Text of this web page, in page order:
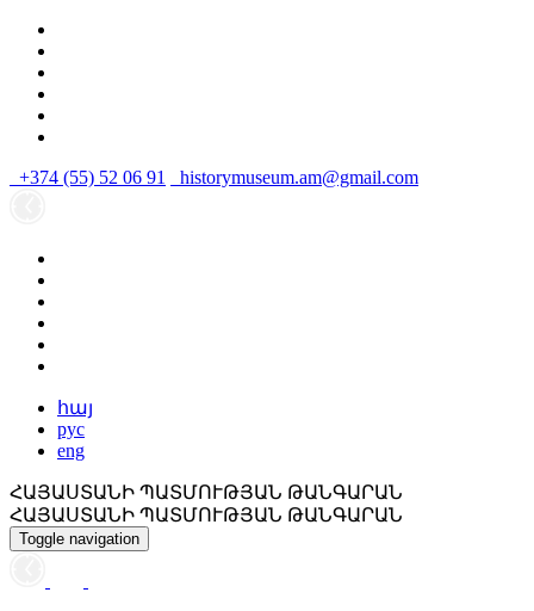
+374 (55) 52 06 91 historymuseum.am@gmail.com
հայ
рус
eng
ՀԱՅԱՍՏԱՆԻ ՊԱՏՄՈՒԹՅԱՆ ԹԱՆԳԱՐԱՆ
ՀԱՅԱՍՏԱՆԻ ՊԱՏՄՈՒԹՅԱՆ ԹԱՆԳԱՐԱՆ
Toggle navigation